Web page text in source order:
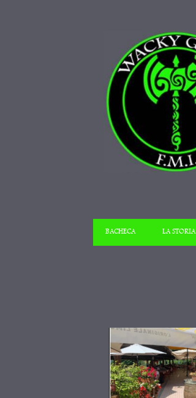
BACHECA LA STORIA